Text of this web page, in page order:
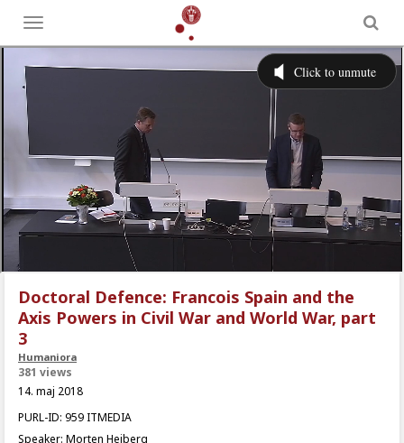
Toggle
menu
Doctoral Defence: Francois Spain and the
Axis Powers in Civil War and World War, part
3
Humaniora
381 views
14. maj 2018
PURL-ID: 959 ITMEDIA
Speaker: Morten Heiberg